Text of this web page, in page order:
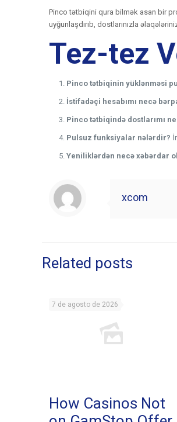
Pinco tətbiqini qura bilmək asan bir
uyğunlaşdırıb, dostlarınızla
Tez-tez
Pinco tətbiqinin yüklənməsi
İstifadəçi hesabımı necə
Pinco tətbiqində dostlarımı
Pulsuz funksiyalar nələrdir?
Yeniliklərdən necə xəbərdar
xcom
Related posts
7 de agosto de 2026
How Casinos Not